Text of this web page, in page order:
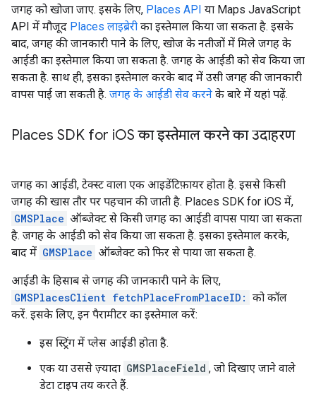
जगह को खोजा जाए. इसके लिए, Places API या Maps JavaScript
API में मौजूद Places लाइब्रेरी का इस्तेमाल किया जा सकता है. इसके
बाद, जगह की जानकारी पाने के लिए, खोज के नतीजों में मिले जगह के
आईडी का इस्तेमाल किया जा सकता है. जगह के आईडी को सेव किया जा
सकता है. साथ ही, इसका इस्तेमाल करके बाद में उसी जगह की जानकारी
वापस पाई जा सकती है. जगह के आईडी सेव करने के बारे में यहां पढ़ें.
Places SDK for iOS का इस्तेमाल करने का उदाहरण
जगह का आईडी, टेक्स्ट वाला एक आइडेंटिफ़ायर होता है. इससे किसी
जगह की खास तौर पर पहचान की जाती है. Places SDK for iOS में,
GMSPlace ऑब्जेक्ट से किसी जगह का आईडी वापस पाया जा सकता
है. जगह के आईडी को सेव किया जा सकता है. इसका इस्तेमाल करके,
बाद में GMSPlace ऑब्जेक्ट को फिर से पाया जा सकता है.
आईडी के हिसाब से जगह की जानकारी पाने के लिए,
GMSPlacesClient fetchPlaceFromPlaceID: को कॉल
करें. इसके लिए, इन पैरामीटर का इस्तेमाल करें:
इस स्ट्रिंग में प्लेस आईडी होता है.
एक या उससे ज़्यादा GMSPlaceField , जो दिखाए जाने वाले
डेटा टाइप तय करते हैं.